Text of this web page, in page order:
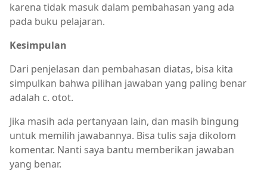
karena tidak masuk dalam pembahasan yang ada
pada buku pelajaran.
Kesimpulan
Dari penjelasan dan pembahasan diatas, bisa kita
simpulkan bahwa pilihan jawaban yang paling benar
adalah c. otot.
Jika masih ada pertanyaan lain, dan masih bingung
untuk memilih jawabannya. Bisa tulis saja dikolom
komentar. Nanti saya bantu memberikan jawaban
yang benar.